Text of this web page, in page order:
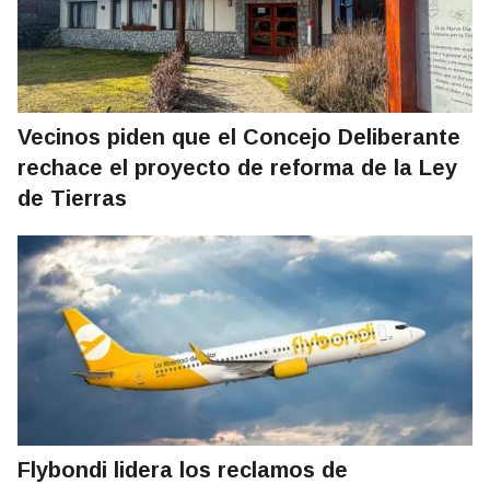
Vecinos piden que el Concejo Deliberante
rechace el proyecto de reforma de la Ley
de Tierras
Flybondi lidera los reclamos de